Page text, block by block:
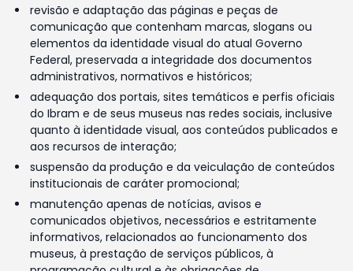
revisão e adaptação das páginas e peças de
comunicação que contenham marcas, slogans ou
elementos da identidade visual do atual Governo
Federal, preservada a integridade dos documentos
administrativos, normativos e históricos;
adequação dos portais, sites temáticos e perfis oficiais
do Ibram e de seus museus nas redes sociais, inclusive
quanto à identidade visual, aos conteúdos publicados e
aos recursos de interação;
suspensão da produção e da veiculação de conteúdos
institucionais de caráter promocional;
manutenção apenas de notícias, avisos e
comunicados objetivos, necessários e estritamente
informativos, relacionados ao funcionamento dos
museus, à prestação de serviços públicos, à